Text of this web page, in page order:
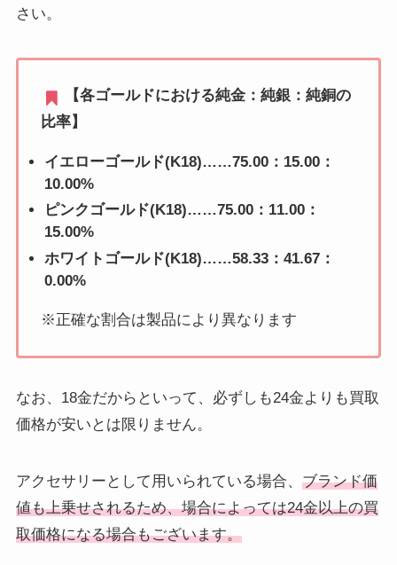
さい。
【各ゴールドにおける純金：純銀：純銅の
比率】
イエローゴールド(K18)……75.00：15.00：
10.00%
ピンクゴールド(K18)……75.00：11.00：
15.00%
ホワイトゴールド(K18)……58.33：41.67：
0.00%
※正確な割合は製品により異なります
なお、18金だからといって、必ずしも24金よりも買取
価格が安いとは限りません。
アクセサリーとして用いられている場合、 ブランド価
値も上乗せされるため、場合によっては24金以上の買
取価格になる場合もございます。